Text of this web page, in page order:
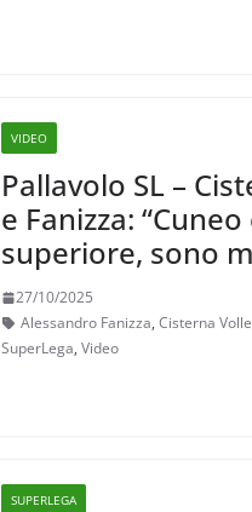
VIDEO
Pallavolo SL –
e Fanizza:
superiore, sono
torneremo in
tanta voglia di
27/10/2025
Alessandro Fanizza,Cisterna
SuperLega,Video
SUPERLEGA